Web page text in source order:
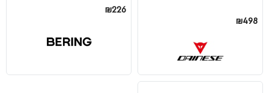
₪498
₪226